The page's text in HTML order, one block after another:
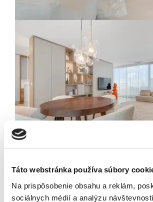
Táto webstránka používa súbory
Na prispôsobenie obsahu a reklám,
sociálnych médií a analýzu
sveta realít.